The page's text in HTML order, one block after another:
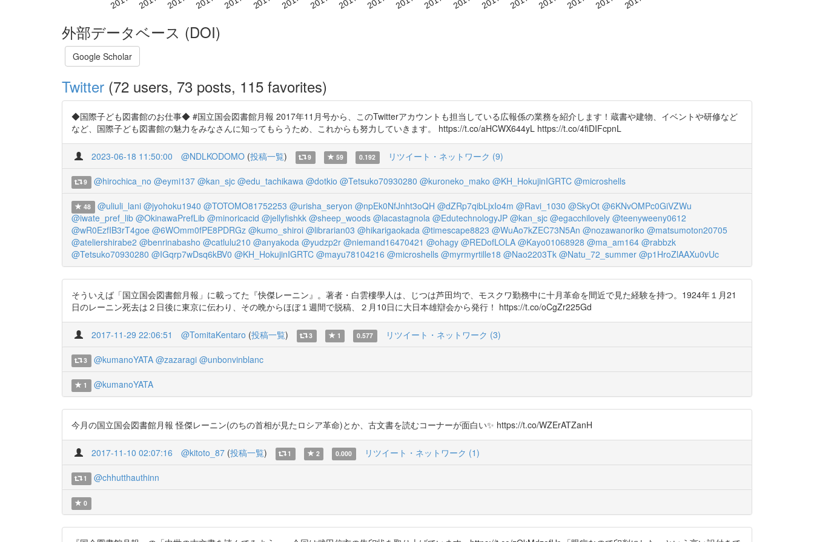
外部データベース (DOI)
Google Scholar
Twitter (72 users, 73 posts, 115 favorites)
◆国際子ども図書館のお仕事◆ #国立国会図書館月報 2017年11月号から、このTwitterアカウントも担当している広報係の業務を紹介します！蔵書や建物、イベントや研修など
など、国際子ども図書館の魅力をみなさんに知ってもらうため、これからも努力していきます。 https://t.co/aHCWX644yL https://t.co/4fiDIFcpnL
2023-06-18 11:50:00 @NDLKODOMO (投稿一覧) 9 59 0.192 リツイート・ネットワーク (9)
9 @hirochica_no @eymi137 @kan_sjc @edu_tachikawa @dotkio @Tetsuko70930280 @kuroneko_mako @KH_HokujinIGRTC @microshells
48 @uliuli_lani @jyohoku1940 @TOTOMO81752253 @urisha_seryon @npEk0NfJnht3oQH @dZRp7qibLjxIo4m @Ravi_1030 @SkyOt @6KNvOMPc0GiVZWu
@iwate_pref_lib @OkinawaPrefLib @minoricacid @jellyfishkk @sheep_woods @lacastagnola @EdutechnologyJP @kan_sjc @egacchilovely @teenyweeny0612
@wR0EzfIB3rT4goe @6WOmm0fPE8PDRGz @kumo_shiroi @librarian03 @hikarigaokada @timescape8823 @WuAo7kZEC73N5An @nozawanoriko @matsumoton20705
@ateliershirabe2 @benrinabasho @catlulu210 @anyakoda @yudzp2r @niemand16470421 @ohagy @REDofLOLA @Kayo01068928 @ma_am164 @rabbzk
@Tetsuko70930280 @IGqrp7wDsq6kBV0 @KH_HokujinIGRTC @mayu78104216 @microshells @myrmyrtille18 @Nao2203Tk @Natu_72_summer @p1HroZlAAXu0vUc
そういえば「国立国会図書館月報」に載ってた『快傑レーニン』。著者・白雲樓學人は、じつは芦田均で、モスクワ勤務中に十月革命を間近で見た経験を持つ。1924年１月21
日のレーニン死去は２日後に東京に伝わり、その晩からほぼ１週間で脱稿、２月10日に大日本雄辯会から発行！ https://t.co/oCgZr225Gd
2017-11-29 22:06:51 @TomitaKentaro (投稿一覧) 3 1 0.577 リツイート・ネットワーク (3)
3 @kumanoYATA @zazaragi @unbonvinblanc
1 @kumanoYATA
今月の国立国会図書館月報 怪傑レーニン(のちの首相が見たロシア革命)とか、古文書を読むコーナーが面白い✨ https://t.co/WZErATZanH
2017-11-10 02:07:16 @kitoto_87 (投稿一覧) 1 2 0.000 リツイート・ネットワーク (1)
1 @chhutthauthinn
0